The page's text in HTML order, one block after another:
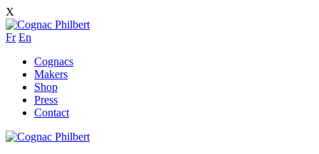
X
Fr En
Cognacs
Makers
Shop
Press
Contact